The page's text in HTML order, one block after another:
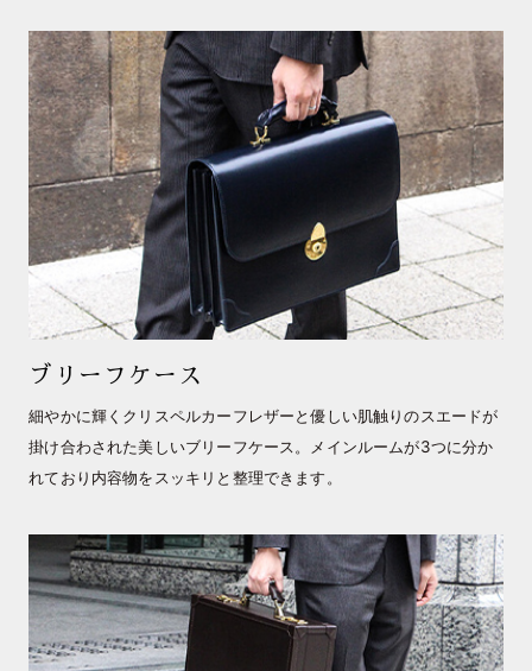
ブリーフケース
細やかに輝くクリスペルカーフレザーと優しい肌触りのスエードが
掛け合わされた美しいブリーフケース。メインルームが3つに分か
れており内容物をスッキリと整理できます。